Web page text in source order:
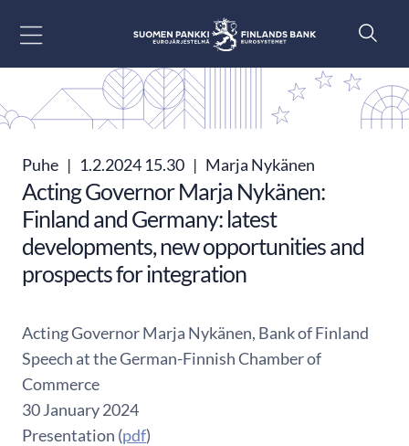
Puhe | 1.2.2024 15.30 | Marja Nykänen
Acting Governor Marja Nykänen:
Finland and Germany: latest
developments, new opportunities and
prospects for integration
Acting Governor Marja Nykänen, Bank of Finland
Speech at the German-Finnish Chamber of
Commerce
30 January 2024
Presentation (pdf)